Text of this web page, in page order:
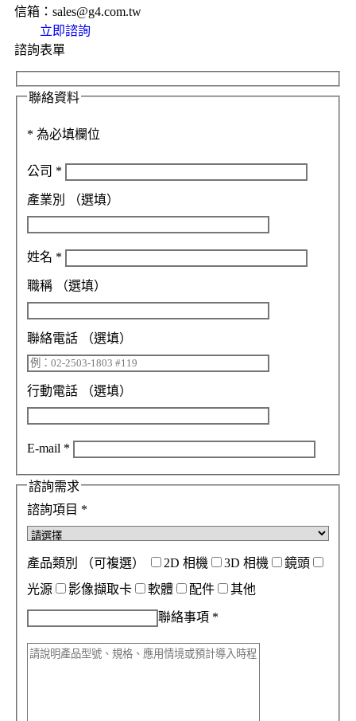
信箱：sales@g4.com.tw
立即諮詢
諮詢表單
聯絡資料
* 為必填欄位
公司 *
產業別 （選填）
姓名 *
職稱 （選填）
聯絡電話 （選填）
行動電話 （選填）
E-mail *
諮詢需求
諮詢項目 *
產品類別 （可複選） 2D 相機 3D 相機
鏡頭
光源
影像擷取卡 軟體 配件 其他
聯絡事項 *